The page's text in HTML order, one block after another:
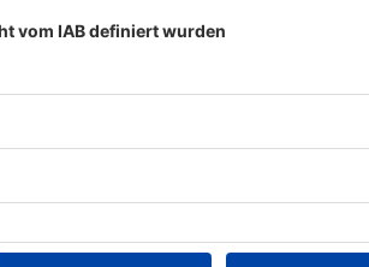
ab sofort.